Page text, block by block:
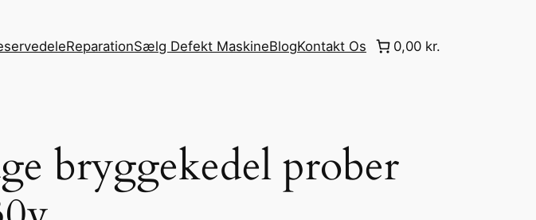
ReparationSælg Defekt MaskineBlogKontakt Os 0,00 kr.
bryggekedel prober